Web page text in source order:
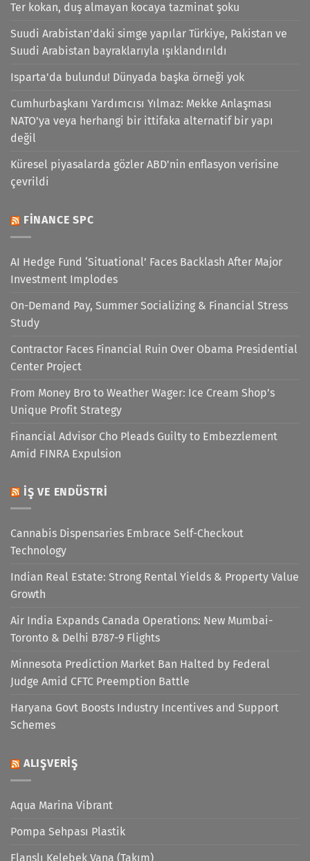
Ter kokan, duş almayan kocaya tazminat şoku
Suudi Arabistan'daki simge yapılar Türkiye, Pakistan ve
Suudi Arabistan bayraklarıyla ışıklandırıldı
Isparta'da bulundu! Dünyada başka örneği yok
Cumhurbaşkanı Yardımcısı Yılmaz: Mekke Anlaşması
NATO'ya veya herhangi bir ittifaka alternatif bir yapı
değil
Küresel piyasalarda gözler ABD'nin enflasyon verisine
çevrildi
FINANCE SPC
AI Hedge Fund ‘Situational’ Faces Backlash After Major
Investment Implodes
On-Demand Pay, Summer Socializing & Financial Stress
Study
Contractor Faces Financial Ruin Over Obama Presidential
Center Project
From Money Bro to Weather Wager: Ice Cream Shop’s
Unique Profit Strategy
Financial Advisor Cho Pleads Guilty to Embezzlement
Amid FINRA Expulsion
İŞ VE ENDÜSTRI
Cannabis Dispensaries Embrace Self-Checkout
Technology
Indian Real Estate: Strong Rental Yields & Property Value
Growth
Air India Expands Canada Operations: New Mumbai-
Toronto & Delhi B787-9 Flights
Minnesota Prediction Market Ban Halted by Federal
Judge Amid CFTC Preemption Battle
Haryana Govt Boosts Industry Incentives and Support
Schemes
ALIŞVERIŞ
Aqua Marina Vibrant
Pompa Sehpası Plastik
Flanşlı Kelebek Vana (Takım)